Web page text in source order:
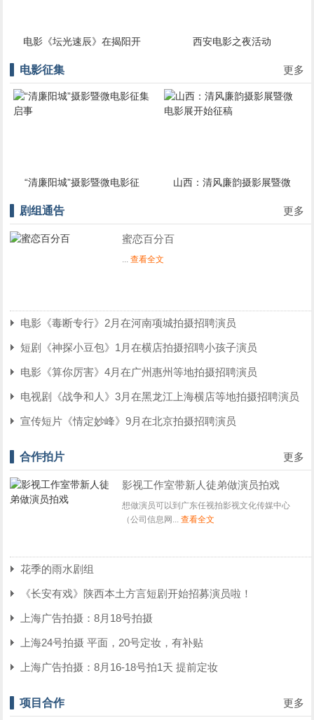
辰》在揭阳开
西安电影之夜活动
美剧《
电影征集 更多
影暨微电影征
山西：清风廉韵摄影展暨微
2022“金剧会
剧组通告 更多
蜜恋百分百
...查看全文
电影《毒断专行》2月在河南项城拍摄招聘演员
短剧《神探小豆包》1月在横店拍摄招聘小孩子演员
电影《算你厉害》4月在广州惠州等地拍摄招聘演员
电视剧《战争和人》3月在黑龙江上海横店等地拍摄招聘演员
宣传短片《情定妙峰》9月在北京拍摄招聘演员
合作拍片 更多
影视工作室带新人徒弟做演员拍戏
想做演员可以到广东任视拍影视文化传媒中心
（公司信息网...查看全文
花季的雨水剧组
《长安有戏》陕西本土方言短剧开始招募演员啦！
上海广告拍摄：8月18号拍摄
上海24号拍摄 平面，20号定妆，有补贴
上海广告拍摄：8月16-18号拍1天 提前定妆
项目合作 更多